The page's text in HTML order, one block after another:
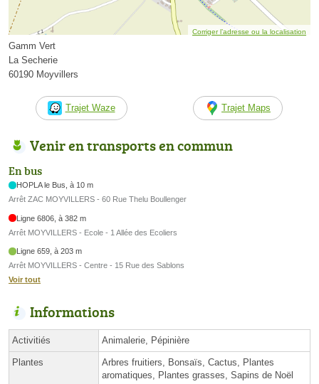
Corriger l’adresse ou la localisation
Gamm Vert
La Secherie
60190 Moyvillers
Trajet Waze Trajet Maps
Venir en transports en commun
En bus
HOPLA le Bus, à 10 m
Arrêt ZAC MOYVILLERS - 60 Rue Thelu Boullenger
Ligne 6806, à 382 m
Arrêt MOYVILLERS - Ecole - 1 Allée des Ecoliers
Ligne 659, à 203 m
Arrêt MOYVILLERS - Centre - 15 Rue des Sablons
Voir tout
Informations
Activitiés Animalerie, Pépinière
Plantes
Arbres fruitiers, Bonsaïs, Cactus, Plantes
aromatiques, Plantes grasses, Sapins de Noël